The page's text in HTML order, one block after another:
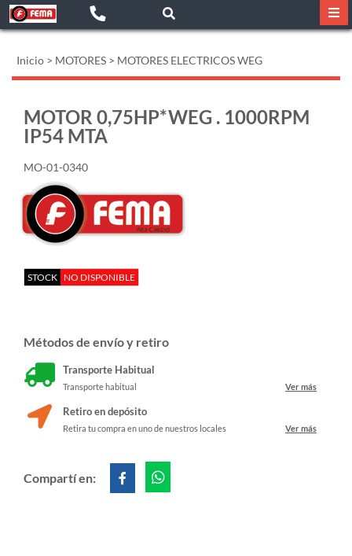
Inicio > MOTORES > MOTORES ELECTRICOS WEG
MOTOR 0,75HP*WEG . 1000RPM
IP54 MTA
MO-01-0340
STOCK NO DISPONIBLE
Métodos de envío y retiro
Transporte Habitual
Transporte habitual Ver más
Retiro en depósito
Retira tu compra en uno de nuestros locales Ver más
Compartí en: